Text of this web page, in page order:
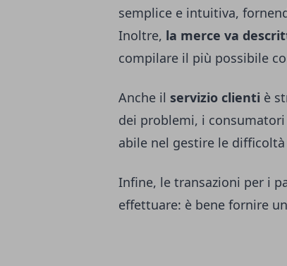
semplice e intuitiva,
Inoltre, la merce va
compilare il più possibile
Anche il servizio clienti è
dei problemi, i consumatori
abile nel gestire le
Infine, le transazioni per i
effettuare: è bene fornire